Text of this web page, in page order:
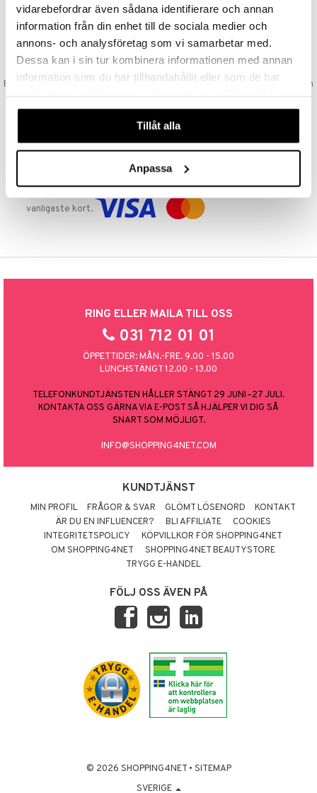
vidarebefordrar även sådana identifierare och annan
information från din enhet till de sociala medier och
annons- och analysföretag som vi samarbetar med.
Dessa kan i sin tur kombinera informationen med annan
information som du har tillhandahållit eller som de har
våra cookies vid fortsatt användande av vår webbplats.
Tillåt alla
Anpassa
VAD KOSTAR FRAKTEN?
Vi erbjuder fri frakt från 350 kr. Vår gräns för fraktfri leverans bestäms
utifån vilken avdelning du handlar från. Läs mer här »
SNABBA LEVERANSER
Beställningar lagda före 14:00 (gäller varor i lager) skickas normalt ut från
GODKÄND AV LÄKEMEDELSVERKET
Läkemedelsverket gällande försäljning av läkemedel.
TRYGGA KÖP
Handla tryggt & säkert via faktura, delbetalning eller marknadens
vanligaste kort.
RING ELLER MAILA TILL OSS
031 712 01 01
ÖPPETTIDER: MÅN.-FRE. 9.00 - 15.00
LUNCHSTÄNGT 12.00 - 13.00
TELEFONKUNDTJÄNSTEN HÅLLER STÄNGT 29 JUNI–27 JULI.
KONTAKTA OSS GÄRNA VIA E-POST SÅ HJÄLPER VI DIG SÅ
SNART SOM MÖJLIGT.
INFO@SHOPPING4NET.COM
KUNDTJÄNST
MIN PROFIL FRÅGOR & SVAR GLÖMT LÖSENORD
KONTAKT
ÄR DU EN INFLUENCER?
BLI AFFILIATE
COOKIES
INTEGRITETSPOLICY
KÖPVILLKOR FÖR SHOPPING4NET
OM SHOPPING4NET
SHOPPING4NET BEAUTYSTORE
TRYGG E-HANDEL
FÖLJ OSS ÄVEN PÅ
© 2026 SHOPPING4NET • SITEMAP
SVERIGE